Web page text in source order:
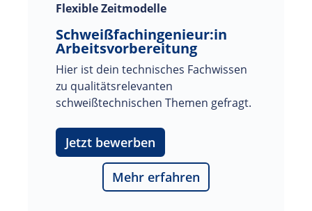
Flexible Zeitmodelle
Schweißfachingenieur:in
Arbeitsvorbereitung
Hier ist dein technisches Fachwissen
zu qualitätsrelevanten
schweißtechnischen Themen gefragt.
Jetzt bewerben
Mehr erfahren